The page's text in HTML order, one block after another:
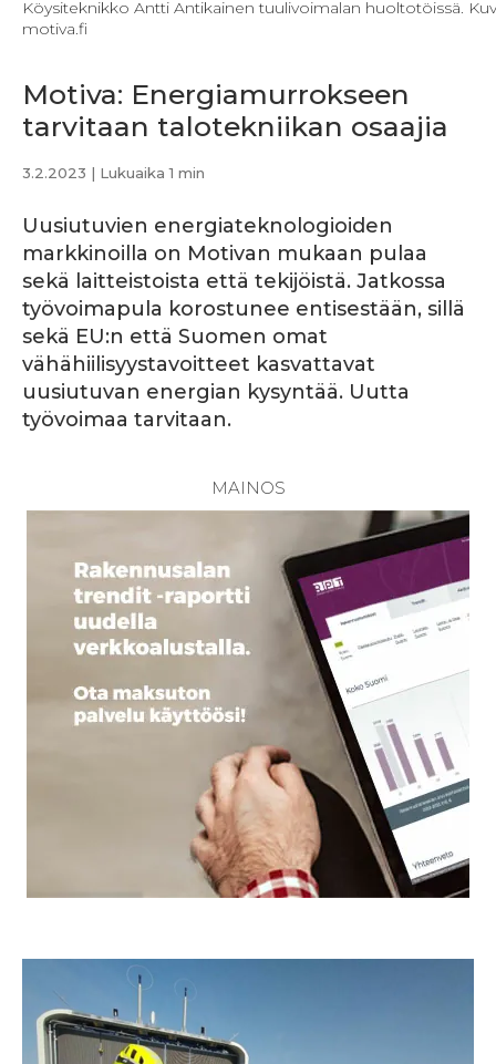
Köysiteknikko Antti Antikainen tuulivoimalan huoltotöissä.
motiva.fi
Motiva: Energiamurrokseen
tarvitaan talotekniikan osaajia
3.2.2023 | Lukuaika 1 min
Uusiutuvien energiateknologioiden
markkinoilla on Motivan mukaan pulaa
sekä laitteistoista että tekijöistä. Jatkossa
työvoimapula korostunee entisestään, sillä
sekä EU:n että Suomen omat
vähähiilisyystavoitteet kasvattavat
uusiutuvan energian kysyntää. Uutta
työvoimaa tarvitaan.